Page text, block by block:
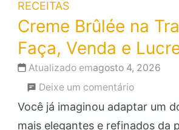
RECEITAS
Creme Brûlée na
Faça, Venda e
Atualizado emagosto 4, 2026
Deixe um comentárioem
Creme
Brûlée
Você já imaginou adaptar um
mais elegantes e refinados da